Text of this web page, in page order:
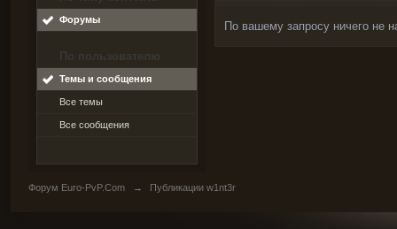
Форумы
По пользователю
Темы и сообщения
Все темы
Все сообщения
По вашему запросу ничего не
Форум Euro-PvP.Com → Публикации w1nt3r